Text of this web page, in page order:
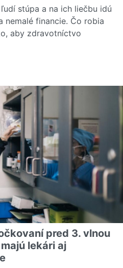
stúpa a na ich liečbu idú
nemalé financie. Čo robia
aby zdravotníctvo
pred 3. vlnou
lekári aj